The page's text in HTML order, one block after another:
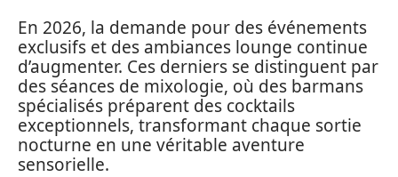
En 2026, la demande pour des événements
exclusifs et des ambiances lounge continue
d’augmenter. Ces derniers se distinguent par
des séances de mixologie, où des barmans
spécialisés préparent des cocktails
exceptionnels, transformant chaque sortie
nocturne en une véritable aventure
sensorielle.